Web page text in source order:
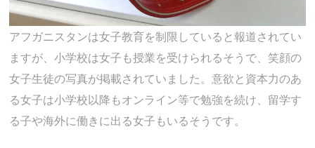
アフガニスタンは女子教育を制限していると報道されてい
ますが、小学校は女子も授業を受けられるそうで、笑顔の
女子生徒の写真が掲載されていました。意欲と資本力のあ
る女子は小学校以降もオンライン等で勉強を続け、留学す
る子や海外に働きに出る女子もいるそうです。